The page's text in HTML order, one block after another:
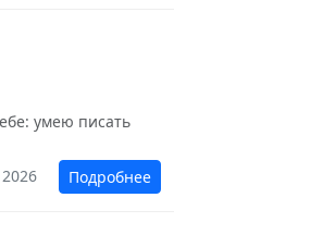
умею писать
Подробнее